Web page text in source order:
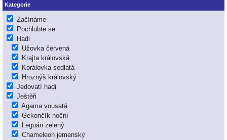
Kategorie
Začínáme
Pochlubte se
Hadi
Užovka červená
Krajta královská
Korálovka sedlatá
Hroznýš královský
Jedovatí hadi
Ještěři
Agama vousatá
Gekončík noční
Leguán zelený
Chameleon jemenský